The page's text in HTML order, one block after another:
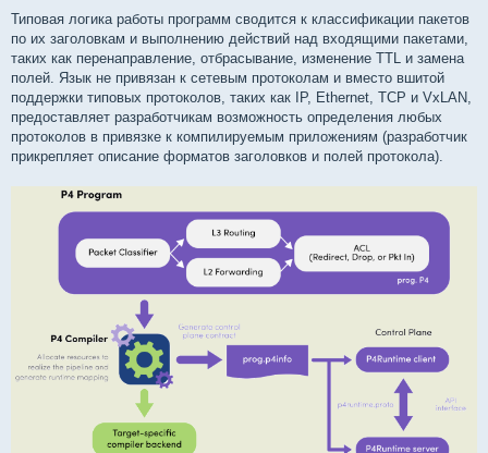
Типовая логика работы программ сводится к классификации пакетов
по их заголовкам и выполнению действий над входящими пакетами,
таких как перенаправление, отбрасывание, изменение TTL и замена
полей. Язык не привязан к сетевым протоколам и вместо вшитой
поддержки типовых протоколов, таких как IP, Ethernet, TCP и VxLAN,
предоставляет разработчикам возможность определения любых
протоколов в привязке к компилируемым приложениям (разработчик
прикрепляет описание форматов заголовков и полей протокола).